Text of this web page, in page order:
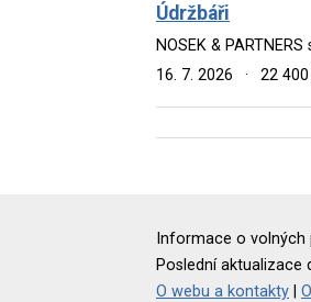
Údržbáři
NOSEK & PARTNERS
16. 7. 2026
· 22
Informace o volných
Poslední aktualizace
O webu a kontakty